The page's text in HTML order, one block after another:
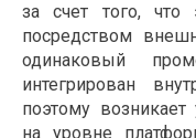
за счет того, что
посредством
одинаковый
интегрирован
поэтому
на уровне